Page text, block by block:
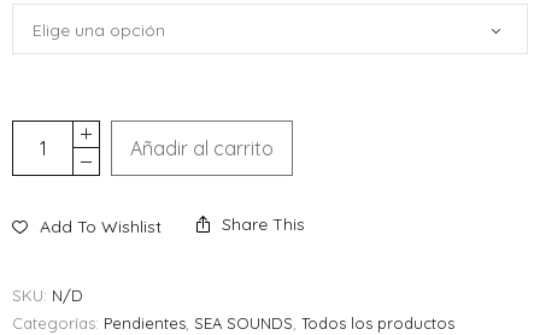
Añadir al carrito
Add To Wishlist Share This
SKU: N/D
Categorías: Pendientes SEA SOUNDS Todos los productos